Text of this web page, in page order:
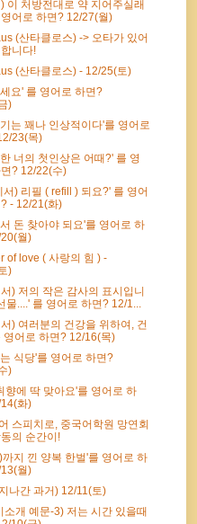
이 처방전대로 약 지어주실래
영어로 하면? 12/27(월)
(산타클로스) -> 오타가 있어
니다!
(산타클로스) - 12/25(토)
요' 를 영어로 하면?
)
는 꽤나 인상적이다'를 영어로
23(목)
너의 첫인상은 어때?' 를 영
? 12/22(수)
서) 리필 ( refill ) 되요?' 를 영어
- 12/21(화)
돈 찾아야 되요'를 영어로 하
월)
of love ( 사랑의 힘 ) -
)
) 저의 작은 감사의 표시입니
물....' 를 영어로 하면? 12/1...
) 여러분의 건강을 위하여, 건
영어로 하면? 12/16(목)
식당'를 영어로 하면?
)
향에 딱 맞아요'를 영어로 하
화)
스피치로, 중국어학원 망연회
의 순간이!
지 낀 양복 한벌'를 영어로 하
월)
나간 과거) 12/11(토)
소개 예문-3) 저는 시간 있을때